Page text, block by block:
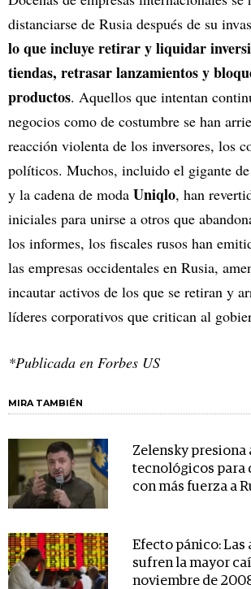
distanciarse de Rusia después de su
lo que incluye retirar y liquidar
tiendas, retrasar lanzamientos y
productos. Aquellos que intentan
negocios como de costumbre se han
reacción violenta de los inversores, los
políticos. Muchos, incluido el gigante
y la cadena de moda Uniqlo, han
iniciales para unirse a otros que
los informes, los fiscales rusos han
las empresas occidentales en Rusia,
incautar activos de los que se retiran y
líderes corporativos que critican al
*Publicada en Forbes US
MIRA TAMBIÉN
Zelensky presiona
tecnológicos para
con más fuerza a
Efecto pánico: Las
sufren la mayor
noviembre de